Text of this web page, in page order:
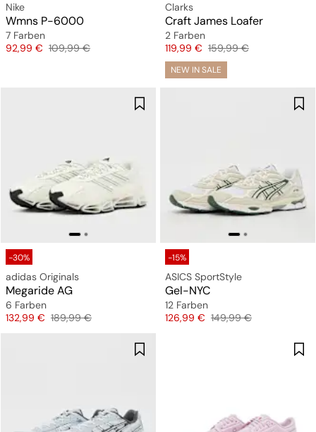
Nike
Wmns P-6000
7 Farben
Preis
92,99 € Originalpreis
109,99 €
Clarks
Craft James Loafer
2 Farben
Preis
119,99 € Originalpreis
159,99 €
NEW IN SALE
-30%
adidas Originals
Megaride AG
6 Farben
Preis
132,99 € Originalpreis
189,99 €
-15%
ASICS SportStyle
Gel-NYC
12 Farben
Preis
126,99 € Originalpreis
149,99 €